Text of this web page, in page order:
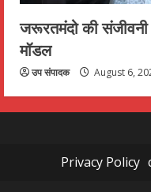
जरूरतमंदो की
मॉडल
उप संपादक August 6,
Privacy Policy